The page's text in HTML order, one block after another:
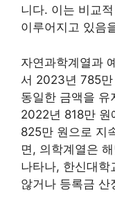
니다. 이는 비교
이루어지고 있음
자연과학계열과
서 2023년 785
동일한 금액을 유
2022년 818만
825만 원으로 지
면, 의학계열은
나타나, 한신대학
않거나 등록금 산